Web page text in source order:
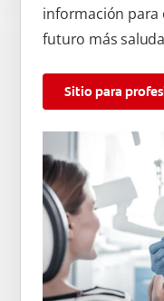
información para
futuro más
Sitio para